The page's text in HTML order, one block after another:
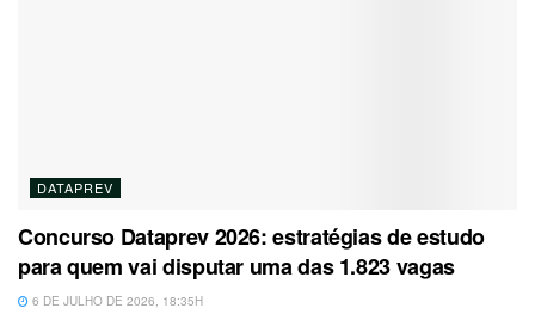
DATAPREV
Concurso Dataprev 2026: estratégias de estudo
para quem vai disputar uma das 1.823 vagas
6 DE JULHO DE 2026, 18:35H